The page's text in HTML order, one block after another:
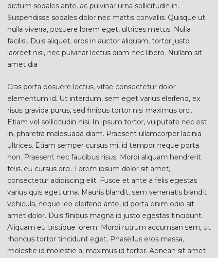
dictum sodales ante, ac pulvinar urna sollicitudin in.
Suspendisse sodales dolor nec mattis convallis. Quisque ut
nulla viverra, posuere lorem eget, ultrices metus. Nulla
facilisi. Duis aliquet, eros in auctor aliquam, tortor justo
laoreet nisi, nec pulvinar lectus diam nec libero. Nullam sit
amet dia
Cras porta posuere lectus, vitae consectetur dolor
elementum id. Ut interdum, sem eget varius eleifend, ex
risus gravida purus, sed finibus tortor nisi maximus orci.
Etiam vel sollicitudin nisi. In ipsum tortor, vulputate nec est
in, pharetra malesuada diam. Praesent ullamcorper lacinia
ultrices. Etiam semper cursus mi, id tempor neque porta
non. Praesent nec faucibus risus. Morbi aliquam hendrerit
felis, eu cursus orci. Lorem ipsum dolor sit amet,
consectetur adipiscing elit. Fusce et ante a felis egestas
varius quis eget urna. Mauris blandit, sem venenatis blandit
vehicula, neque leo eleifend ante, id porta enim odio sit
amet dolor. Duis finibus magna id justo egestas tincidunt.
Aliquam eu tristique lorem. Morbi rutrum accumsan sem, ut
rhoncus tortor tincidunt eget. Phasellus eros massa,
molestie id molestie a, maximus id tortor. Aenean sit amet